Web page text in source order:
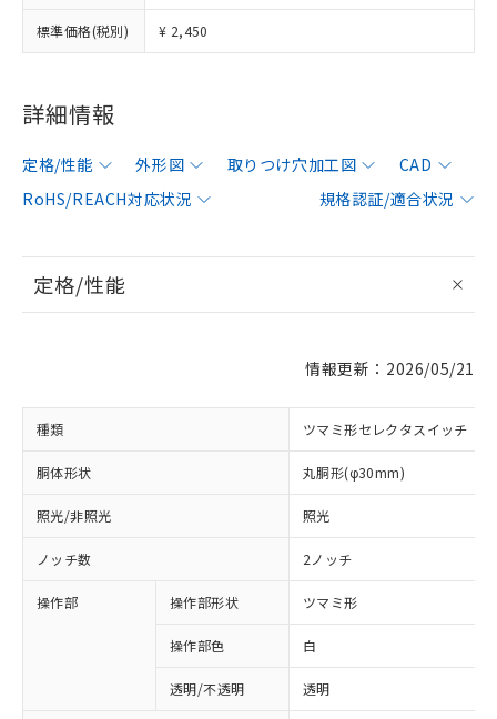
標準価格(税別) ¥ 2,450
詳細情報
定格/性能 外形図 取りつけ穴加工図
CAD
RoHS/REACH対応状況
規格認証/適合状況
定格/性能
情報更新：2026/05/21
種類 ツマミ形セレクタスイッチ
胴体形状 丸胴形(φ30mm)
照光/非照光 照光
ノッチ数 2ノッチ
操作部 操作部形状 ツマミ形
操作部色 白
透明/不透明 透明